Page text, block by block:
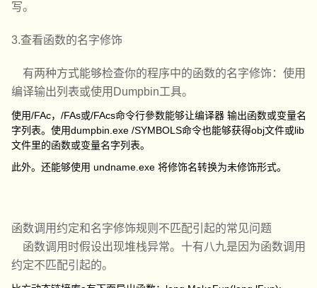
写。
3.查看函数的名字修饰
有两种方式能够检查你的程序中的函数的名字修饰：使用
编译输出列表或使用Dumpbin工具。
使用/FAc，/FAs或/FAcs命令行參数能够让编译器 输出函数或变量名
字列表。使用dumpbin.exe /SYMBOLS命令也能够获得obj文件或lib
文件里的函数或变量名字列表。
此外。还能够使用 undname.exe 将修饰名转换为未修饰形式。
函数调用约定和名字修饰规则不匹配引起的常见问题
函数调用时假设出现堆栈异常。十有八九是因为函数调用
约定不匹配引起的。